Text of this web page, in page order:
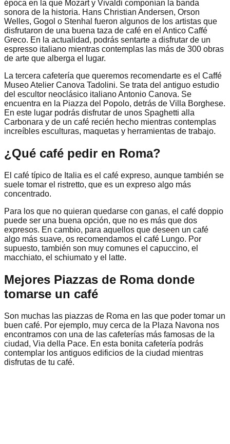
época en la que Mozart y Vivaldi componían la banda
sonora de la historia. Hans Christian Andersen, Orson
Welles, Gogol o Stenhal fueron algunos de los artistas que
disfrutaron de una buena taza de café en el Antico Caffé
Greco. En la actualidad, podrás sentarte a disfrutar de un
espresso italiano mientras contemplas las más de 300 obras
de arte que alberga el lugar.
La tercera cafetería que queremos recomendarte es el Caffé
Museo Atelier Canova Tadolini. Se trata del antiguo estudio
del escultor neoclásico italiano Antonio Canova. Se
encuentra en la Piazza del Popolo, detrás de Villa Borghese.
En este lugar podrás disfrutar de unos Spaghetti alla
Carbonara y de un café recién hecho mientras contemplas
increíbles esculturas, maquetas y herramientas de trabajo.
¿Qué café pedir en Roma?
El café típico de Italia es el café expreso, aunque también se
suele tomar el ristretto, que es un expreso algo más
concentrado.
Para los que no quieran quedarse con ganas, el café doppio
puede ser una buena opción, que no es más que dos
expresos. En cambio, para aquellos que deseen un café
algo más suave, os recomendamos el café Lungo. Por
supuesto, también son muy comunes el capuccino, el
macchiato, el schiumato y el latte.
Mejores Piazzas de Roma donde
tomarse un café
Son muchas las piazzas de Roma en las que poder tomar un
buen café. Por ejemplo, muy cerca de la Plaza Navona nos
encontramos con una de las cafeterías más famosas de la
ciudad, Via della Pace. En esta bonita cafetería podrás
contemplar los antiguos edificios de la ciudad mientras
disfrutas de tu café.